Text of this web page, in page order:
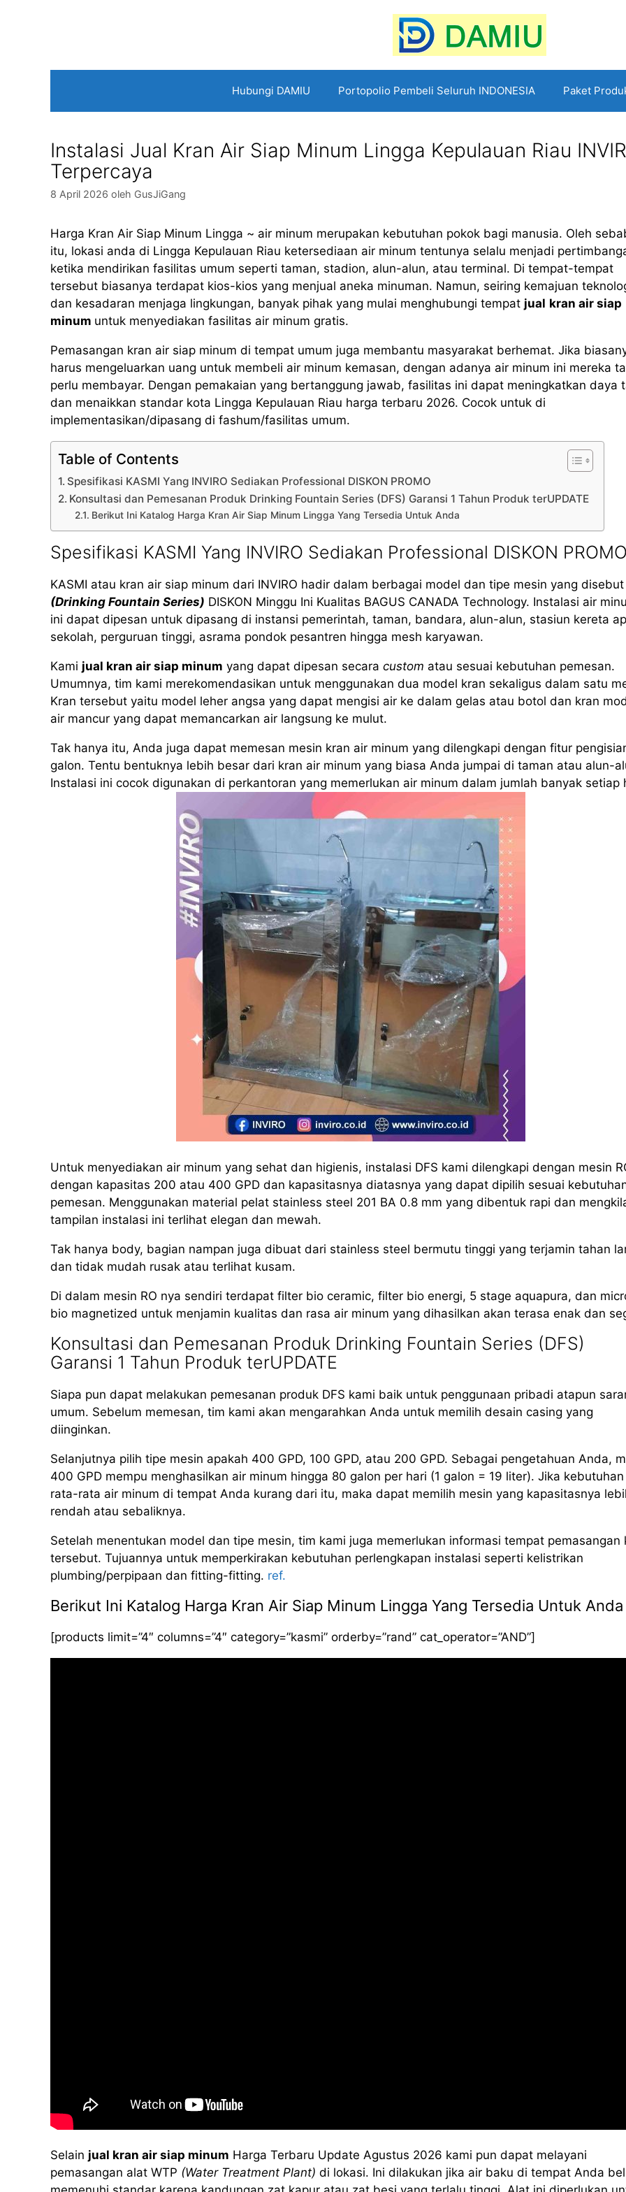
Hubungi DAMIU Portopolio Pembeli Seluruh INDONESIA Paket
Instalasi Jual Kran Air Siap Minum Lingga Kepulauan Riau
Terpercaya
8 April 2026 oleh GusJiGang
Harga Kran Air Siap Minum Lingga ~ air minum merupakan kebutuhan pokok bagi manusia. Oleh
itu, lokasi anda di Lingga Kepulauan Riau ketersediaan air minum tentunya selalu menjadi
ketika mendirikan fasilitas umum seperti taman, stadion, alun-alun, atau terminal. Di tempat-tempat
tersebut biasanya terdapat kios-kios yang menjual aneka minuman. Namun, seiring kemajuan
dan kesadaran menjaga lingkungan, banyak pihak yang mulai menghubungi tempat jual kran air siap
minum untuk menyediakan fasilitas air minum gratis.
Pemasangan kran air siap minum di tempat umum juga membantu masyarakat berhemat. Jika
harus mengeluarkan uang untuk membeli air minum kemasan, dengan adanya air minum ini mereka
perlu membayar. Dengan pemakaian yang bertanggung jawab, fasilitas ini dapat meningkatkan daya
dan menaikkan standar kota Lingga Kepulauan Riau harga terbaru 2026. Cocok untuk di
implementasikan/dipasang di fashum/fasilitas umum.
Table of Contents
Spesifikasi KASMI Yang INVIRO Sediakan Professional DISKON PROMO
Konsultasi dan Pemesanan Produk Drinking Fountain Series (DFS) Garansi 1 Tahun Produk terUPDATE
Berikut Ini Katalog Harga Kran Air Siap Minum Lingga Yang Tersedia Untuk Anda
Spesifikasi KASMI Yang INVIRO Sediakan Professional DISKON PROMO
KASMI atau kran air siap minum dari INVIRO hadir dalam berbagai model dan tipe mesin yang disebut
(Drinking Fountain Series) DISKON Minggu Ini Kualitas BAGUS CANADA Technology. Instalasi air
ini dapat dipesan untuk dipasang di instansi pemerintah, taman, bandara, alun-alun, stasiun kereta
sekolah, perguruan tinggi, asrama pondok pesantren hingga mesh karyawan.
Kami jual kran air siap minum yang dapat dipesan secara custom atau sesuai kebutuhan pemesan.
Umumnya, tim kami merekomendasikan untuk menggunakan dua model kran sekaligus dalam satu
Kran tersebut yaitu model leher angsa yang dapat mengisi air ke dalam gelas atau botol dan kran
air mancur yang dapat memancarkan air langsung ke mulut.
Tak hanya itu, Anda juga dapat memesan mesin kran air minum yang dilengkapi dengan fitur
galon. Tentu bentuknya lebih besar dari kran air minum yang biasa Anda jumpai di taman atau alun-
Instalasi ini cocok digunakan di perkantoran yang memerlukan air minum dalam jumlah banyak setiap
Untuk menyediakan air minum yang sehat dan higienis, instalasi DFS kami dilengkapi dengan mesin
dengan kapasitas 200 atau 400 GPD dan kapasitasnya diatasnya yang dapat dipilih sesuai
pemesan. Menggunakan material pelat stainless steel 201 BA 0.8 mm yang dibentuk rapi dan
tampilan instalasi ini terlihat elegan dan mewah.
Tak hanya body, bagian nampan juga dibuat dari stainless steel bermutu tinggi yang terjamin tahan
dan tidak mudah rusak atau terlihat kusam.
Di dalam mesin RO nya sendiri terdapat filter bio ceramic, filter bio energi, 5 stage aquapura, dan
bio magnetized untuk menjamin kualitas dan rasa air minum yang dihasilkan akan terasa enak dan
Konsultasi dan Pemesanan Produk Drinking Fountain Series (DFS)
Garansi 1 Tahun Produk terUPDATE
Siapa pun dapat melakukan pemesanan produk DFS kami baik untuk penggunaan pribadi atapun
umum. Sebelum memesan, tim kami akan mengarahkan Anda untuk memilih desain casing yang
diinginkan.
Selanjutnya pilih tipe mesin apakah 400 GPD, 100 GPD, atau 200 GPD. Sebagai pengetahuan Anda,
400 GPD mempu menghasilkan air minum hingga 80 galon per hari (1 galon = 19 liter). Jika kebutuhan
rata-rata air minum di tempat Anda kurang dari itu, maka dapat memilih mesin yang kapasitasnya
rendah atau sebaliknya.
Setelah menentukan model dan tipe mesin, tim kami juga memerlukan informasi tempat pemasangan
tersebut. Tujuannya untuk memperkirakan kebutuhan perlengkapan instalasi seperti kelistrikan
plumbing/perpipaan dan fitting-fitting. ref.
Berikut Ini Katalog Harga Kran Air Siap Minum Lingga Yang Tersedia Untuk Anda
[products limit=”4″ columns=”4″ category=”kasmi” orderby=”rand” cat_operator=”AND”]
Selain jual kran air siap minum Harga Terbaru Update Agustus 2026 kami pun dapat melayani
pemasangan alat WTP (Water Treatment Plant) di lokasi. Ini dilakukan jika air baku di tempat Anda